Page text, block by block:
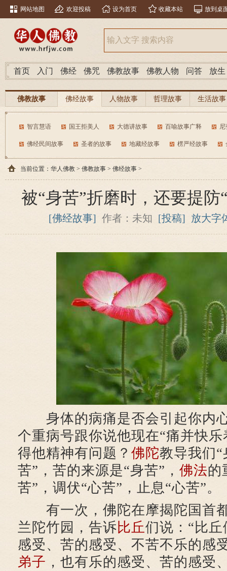
网站地图 欢迎投稿 设为首页 收藏本站 放到桌
首页 入门 佛经 佛咒 佛教故事 佛教人物 问答 放生
佛教故事 佛经故事 人物故事 哲理故事 生活故事
智言慧语 国王拒美人 大德讲故事 百喻故事广释 尼
佛经民间故事 圣者的故事 地藏经故事 楞严经故事
当前位置： 华人佛教 > 佛教故事 > 佛经故事 >
被“身苦”折磨时，还要提防
[佛经故事] 作者：未知 [投稿] 放大字
身体的病痛是否会引起你内
个重病号跟你说他现在“痛并快
得他精神有问题？ 佛陀教导我们
苦”，苦的来源是“身苦”， 佛法的
苦”，调伏“心苦”，止息“心苦”。
有一次，佛陀在摩揭陀国首
兰陀竹园，告诉比丘们说：“比
感受、苦的感受、不苦不乐的感
弟子 ，也有乐的感受、苦的感受